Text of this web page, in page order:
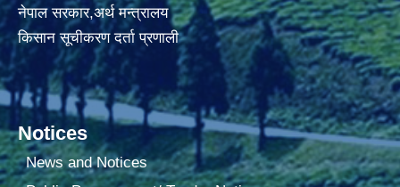
नेपाल सरकार,अर्थ मन्त्रालय
किसान सूचीकरण दर्ता प्रणाली
Notices
News and Notices